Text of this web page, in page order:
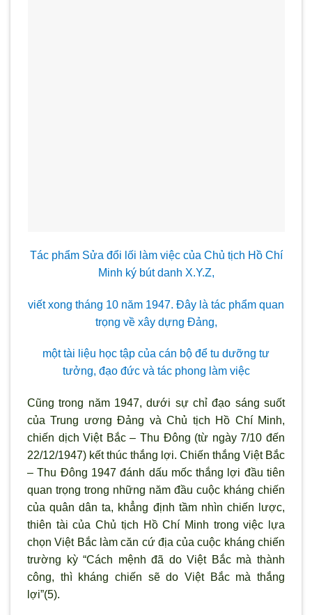
Tác phẩm Sửa đổi lối làm việc của Chủ tịch Hồ Chí
Minh ký bút danh X.Y.Z,
viết xong tháng 10 năm 1947. Đây là tác phẩm quan
trọng về xây dựng Đảng,
một tài liệu học tập của cán bộ để tu dưỡng tư
tưởng, đạo đức và tác phong làm việc
Cũng trong năm 1947, dưới sự chỉ đạo sáng suốt
của Trung ương Đảng và Chủ tịch Hồ Chí Minh,
chiến dịch Việt Bắc – Thu Đông (từ ngày 7/10 đến
22/12/1947) kết thúc thắng lợi. Chiến thắng Việt Bắc
– Thu Đông 1947 đánh dấu mốc thắng lợi đầu tiên
quan trọng trong những năm đầu cuộc kháng chiến
của quân dân ta, khẳng định tầm nhìn chiến lược,
thiên tài của Chủ tịch Hồ Chí Minh trong việc lựa
chọn Việt Bắc làm căn cứ địa của cuộc kháng chiến
trường kỳ “Cách mệnh đã do Việt Bắc mà thành
công, thì kháng chiến sẽ do Việt Bắc mà thắng
lợi”(5).